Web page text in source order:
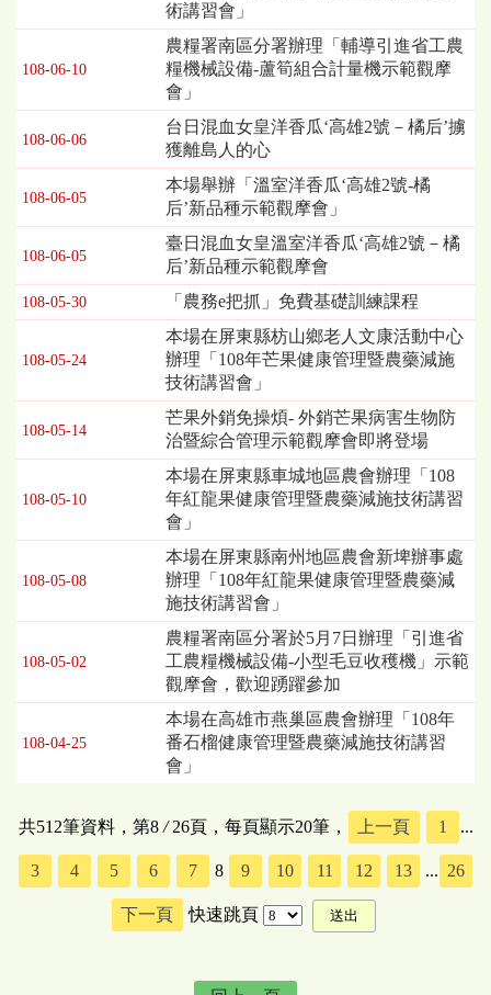
術講習會」
108-06-10
農糧署南區分署辦理「輔導引進省工農
糧機械設備-蘆筍組合計量機示範觀摩
會」
108-06-06
台日混血女皇洋香瓜‘高雄2號－橘后’擄
獲離島人的心
108-06-05
本場舉辦「溫室洋香瓜‘高雄2號-橘
后’新品種示範觀摩會」
108-06-05
臺日混血女皇溫室洋香瓜‘高雄2號－橘
后’新品種示範觀摩會
108-05-30 「農務e把抓」免費基礎訓練課程
108-05-24
本場在屏東縣枋山鄉老人文康活動中心
辦理「108年芒果健康管理暨農藥減施
技術講習會」
108-05-14
芒果外銷免操煩- 外銷芒果病害生物防
治暨綜合管理示範觀摩會即將登場
108-05-10
本場在屏東縣車城地區農會辦理「108
年紅龍果健康管理暨農藥減施技術講習
會」
108-05-08
本場在屏東縣南州地區農會新埤辦事處
辦理「108年紅龍果健康管理暨農藥減
施技術講習會」
108-05-02
農糧署南區分署於5月7日辦理「引進省
工農糧機械設備-小型毛豆收穫機」示範
觀摩會，歡迎踴躍參加
108-04-25
本場在高雄市燕巢區農會辦理「108年
番石榴健康管理暨農藥減施技術講習
會」
共512筆資料，第8/26頁，每頁顯示20筆， 上一頁 1 ...
3 4 5 6 7 8 9 10 11 12 13 ... 26
下一頁 快速跳頁